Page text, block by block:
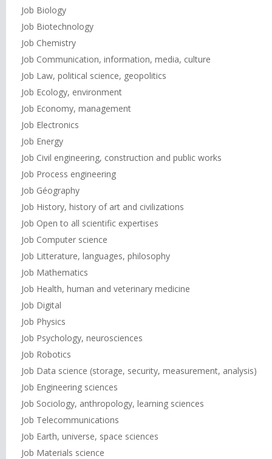
Job Biology
Job Biotechnology
Job Chemistry
Job Communication, information, media, culture
Job Law, political science, geopolitics
Job Ecology, environment
Job Economy, management
Job Electronics
Job Energy
Job Civil engineering, construction and public works
Job Process engineering
Job Géography
Job History, history of art and civilizations
Job Open to all scientific expertises
Job Computer science
Job Litterature, languages, philosophy
Job Mathematics
Job Health, human and veterinary medicine
Job Digital
Job Physics
Job Psychology, neurosciences
Job Robotics
Job Data science (storage, security, measurement, analysis)
Job Engineering sciences
Job Sociology, anthropology, learning sciences
Job Telecommunications
Job Earth, universe, space sciences
Job Materials science